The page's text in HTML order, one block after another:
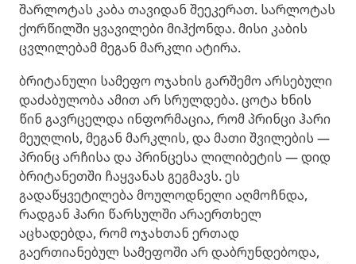
შარლოტას კაბა თავიდან შეეკერათ. სარლოტას
ქორწილში ყვავილები მიჰქონდა. მისი კაბის
ცვლილებამ მეგან მარკლი ატირა.
ბრიტანული სამეფო ოჯახის გარშემო არსებული
დაძაბულობა ამით არ სრულდება. ცოტა ხნის
წინ გავრცელდა ინფორმაცია, რომ პრინცი ჰარი
მეუღლის, მეგან მარკლის, და მათი შვილების —
პრინც არჩისა და პრინცესა ლილიბეტის — დიდ
ბრიტანეთში ჩაყვანას გეგმავს. ეს
გადაწყვეტილება მოულოდნელი აღმოჩნდა,
რადგან ჰარი წარსულში არაერთხელ
აცხადებდა, რომ ოჯახთან ერთად
გაერთიანებულ სამეფოში არ დაბრუნდებოდა,